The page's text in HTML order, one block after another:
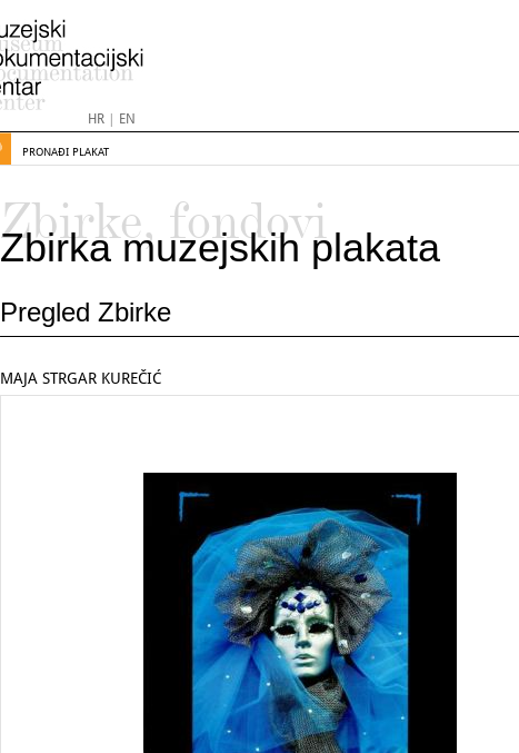
HR| EN
PRONAĐI PLAKAT
Zbirke, fondovi
Zbirka muzejskih plakata
Pregled Zbirke
MAJA STRGAR KUREČIĆ